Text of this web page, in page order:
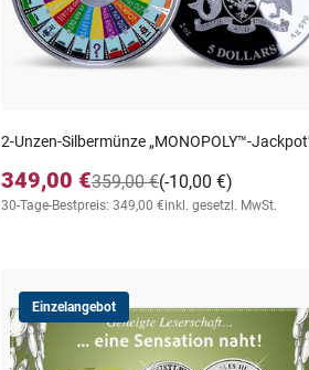
2-Unzen-Silbermünze „MONOPOLY™-
349,00 € (-10,00 €)
359,00 €
30-Tage-Bestpreis: 349,00 €inkl. gesetzl. MwSt.
Einzelangebot